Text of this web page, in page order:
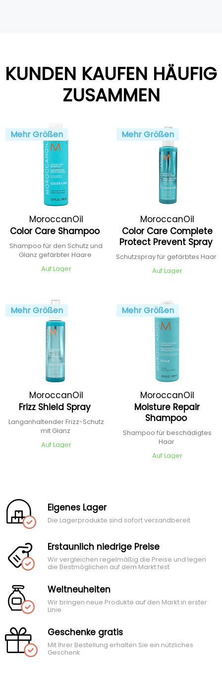
KUNDEN KAUFEN HÄUFIG
ZUSAMMEN
Mehr Größen
MoroccanOil
Color Care Shampoo
Shampoo für den Schutz und
Glanz gefärbter Haare
Auf Lager
Mehr Größen
MoroccanOil
Color Care Complete
Protect Prevent Spray
Schutzspray für gefärbtes Haar
Auf Lager
Mehr Größen
MoroccanOil
Frizz Shield Spray
Langanhaltender Frizz-Schutz
mit Glanz
Auf Lager
Mehr Größen
MoroccanOil
Moisture Repair
Shampoo
Shampoo für beschädigtes
Haar
Auf Lager
Eigenes Lager
Die Lagerprodukte sind sofort versandbereit
Erstaunlich niedrige Preise
Wir vergleichen regelmäßig die Preise und legen
die Bestmöglichen auf dem Markt fest
Weltneuheiten
Wir bringen neue Produkte auf den Markt in erster
Linie
Geschenke gratis
Mit Ihrer Bestellung erhalten Sie ein nützliches
Geschenk